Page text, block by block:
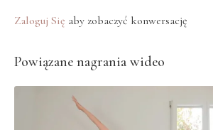
Zaloguj Się aby zobaczyć konwersację
Powiązane nagrania wideo